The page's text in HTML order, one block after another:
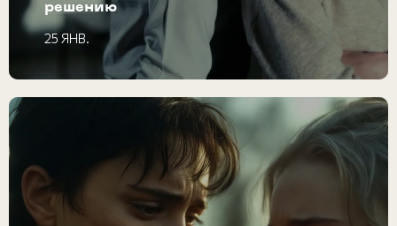
решению
25 ЯНВ.